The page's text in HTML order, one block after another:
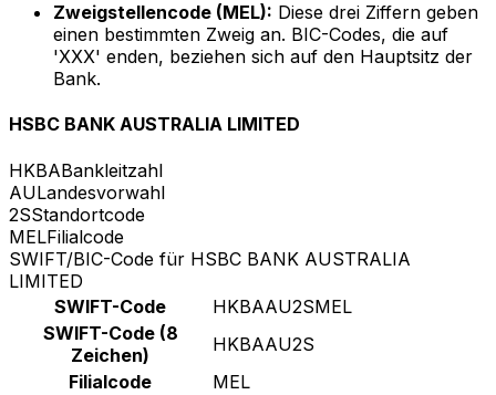
Zweigstellencode (MEL): Diese drei Ziffern geben
einen bestimmten Zweig an. BIC-Codes, die auf
'XXX' enden, beziehen sich auf den Hauptsitz der
Bank.
HSBC BANK AUSTRALIA LIMITED
HKBABankleitzahl
AULandesvorwahl
2SStandortcode
MELFilialcode
SWIFT/BIC-Code für HSBC BANK AUSTRALIA
LIMITED
SWIFT-Code
HKBAAU2SMEL
SWIFT-Code (8
Zeichen)
HKBAAU2S
Filialcode
MEL